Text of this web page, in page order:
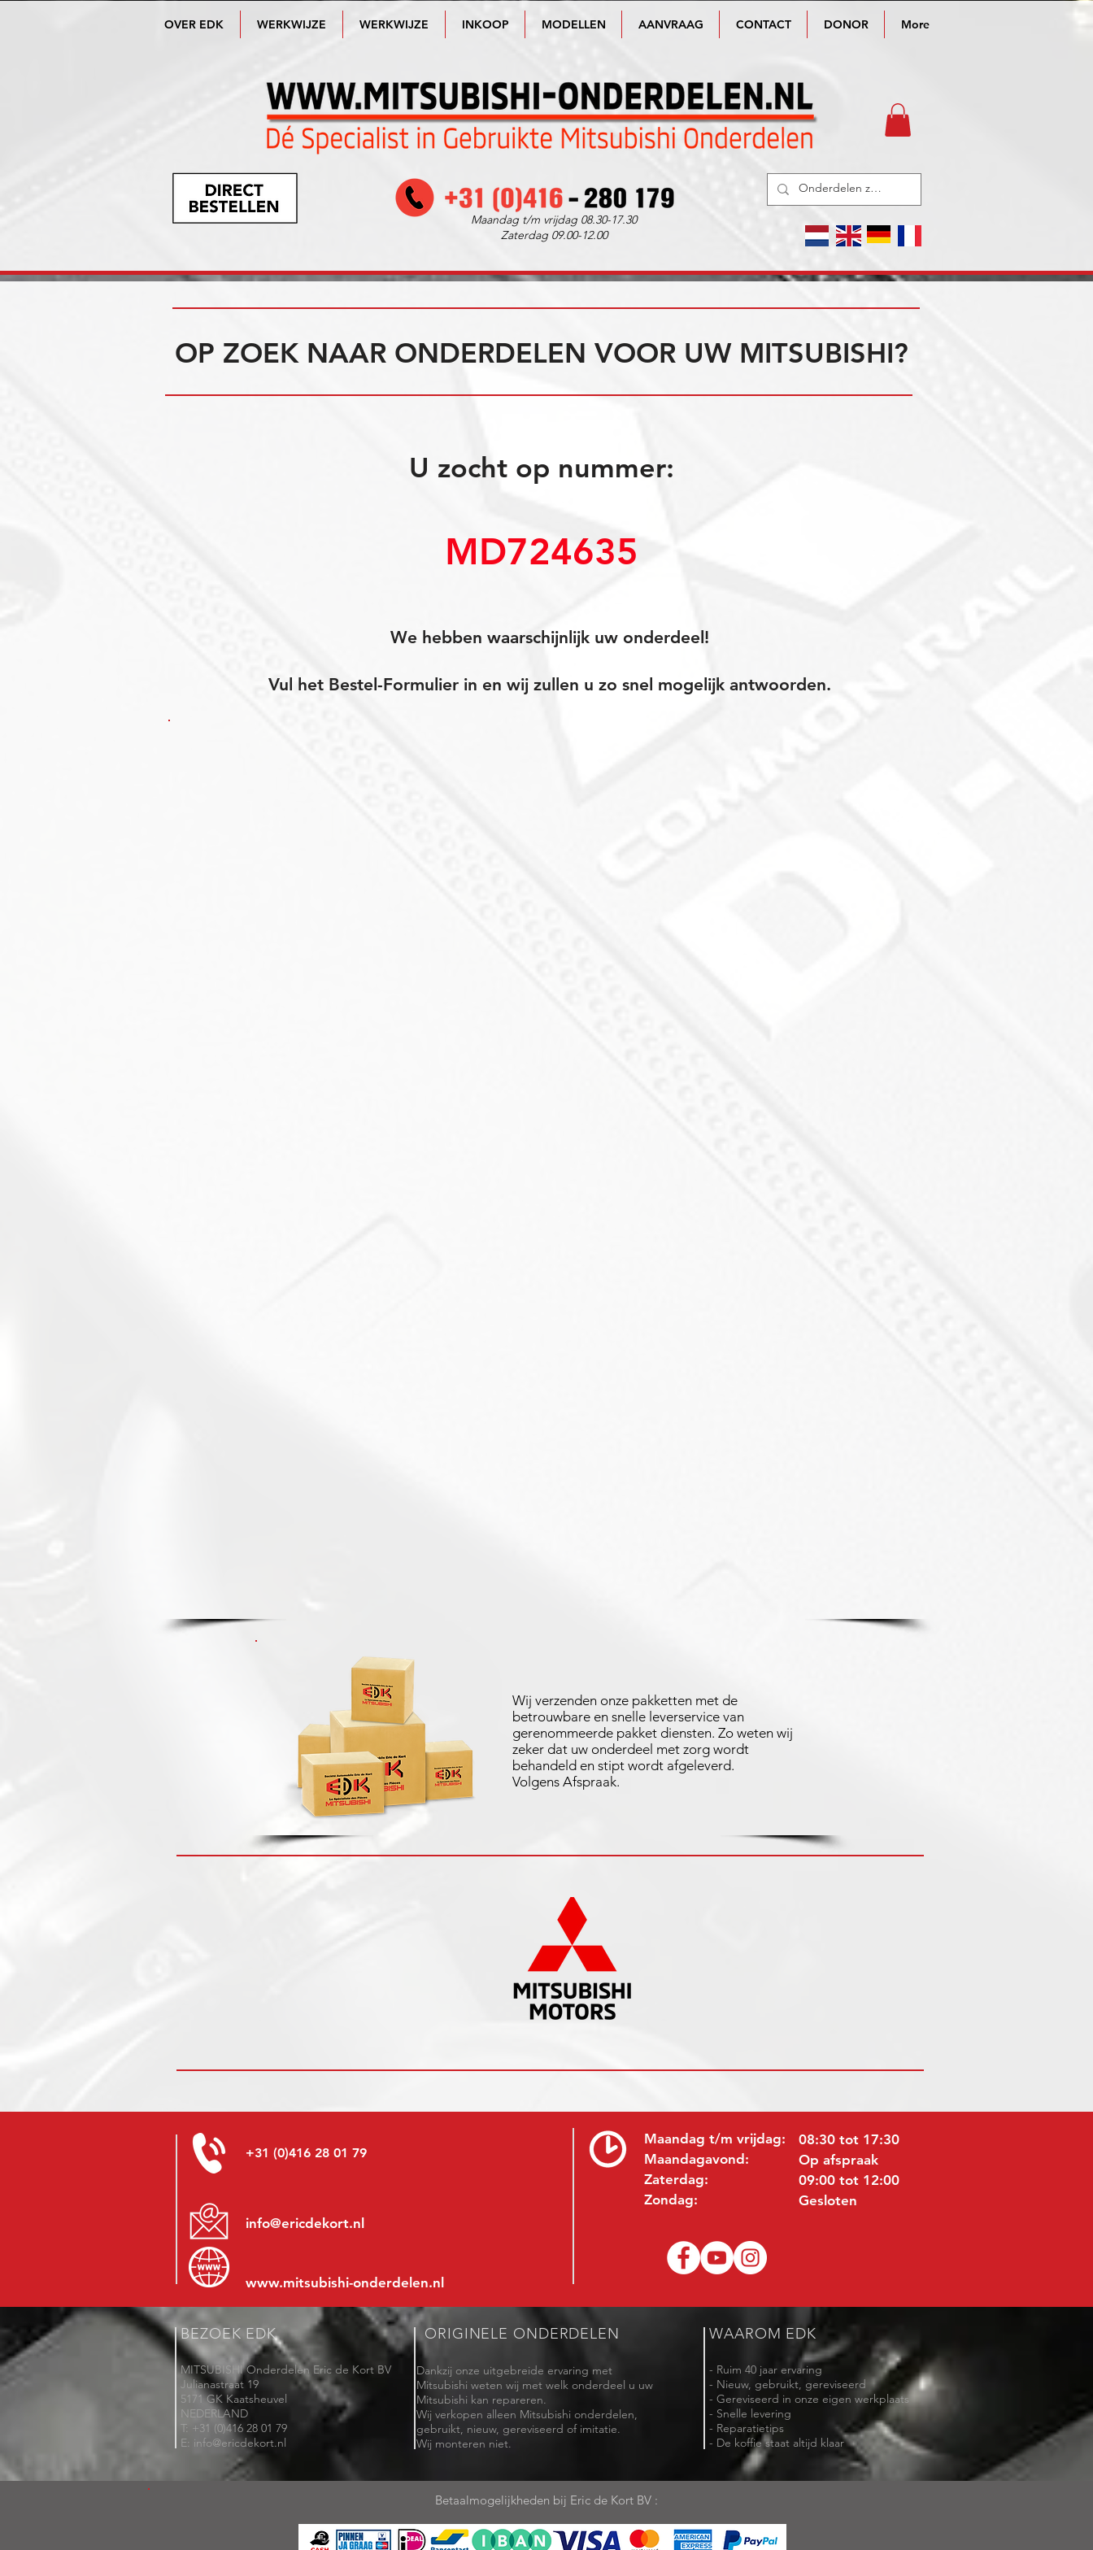
OVER EDK WERKWIJZE WERKWIJZE INKOOP MODELLEN AANVRAAG CONTACT DONOR More
Maandag t/m vrijdag 08.30-17.30
Zaterdag 09.00-12.00
OP ZOEK NAAR ONDERDELEN VOOR UW MITSUBISHI?
U zocht op nummer:
MD724635
We hebben waarschijnlijk uw onderdeel!
Vul het Bestel-Formulier in en wij zullen u zo snel mogelijk antwoorden.
Wij verzenden onze pakketten met de
betrouwbare en snelle leverservice van
gerenommeerde pakket diensten. Zo weten wij
zeker dat uw onderdeel met zorg wordt
behandeld en stipt wordt afgeleverd.
Volgens Afspraak.
+31 (0)416 28 01 79
info@ericdekort.nl
www.mitsubishi-onderdelen.nl
Maandag t/m vrijdag:
Maandagavond:
Zaterdag:
Zondag:
08:30 tot 17:30
Op afspraak
09:00 tot 12:00
Gesloten
BEZOEK EDK
MITSUBISHI Onderdelen Eric de Kort BV
Julianastraat 19
5171 GK Kaatsheuvel
NEDERLAND
T: +31 (0)416 28 01 79
E: info@ericdekort.nl
ORIGINELE ONDERDELEN
Dankzij onze uitgebreide ervaring met
Mitsubishi weten wij met welk onderdeel u uw
Mitsubishi kan repareren.
Wij verkopen alleen Mitsubishi onderdelen,
gebruikt, nieuw, gereviseerd of imitatie.
Wij monteren niet.
WAAROM EDK
- Ruim 40 jaar ervaring
- Nieuw, gebruikt, gereviseerd
- Gereviseerd in onze eigen werkplaats
- Snelle levering
- Reparatietips
- De koffie staat altijd klaar
Betaalmogelijkheden bij Eric de Kort BV :